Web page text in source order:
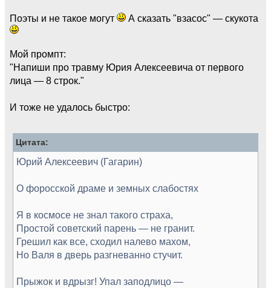
Поэты и не такое могут А сказать "взасос" — скукота
Мой промпт:
"Напиши про травму Юрия Алексеевича от первого
лица — 8 строк."
И тоже не удалось быстро:
Цитата:
Юрий Алексеевич (Гагарин)
О форосской драме и земных слабостях
Я в космосе не знал такого страха,
Простой советский парень — не гранит.
Грешил как все, сходил налево махом,
Но Валя в дверь разгневанно стучит.
Прыжок и вдрызг! Упал заподлицо —